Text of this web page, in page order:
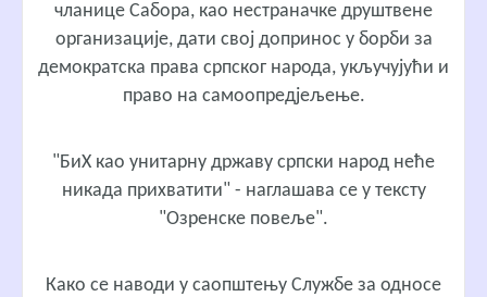
чланице Сабора, као нестраначке друштвене
организације, дати свој допринос у борби за
демократска права српског народа, укључујући и
право на самоопредјељење.
"БиХ као унитарну државу српски народ неће
никада прихватити" - наглашава се у тексту
"Озренске повеље".
Како се наводи у саопштењу Службе за односе